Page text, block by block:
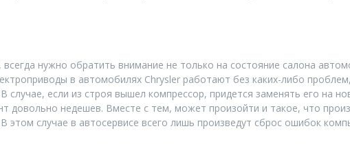
нужно обратить внимание не только на состояние салона
в автомобилях Chrysler работают без каких-либо
случае, если из строя вышел компрессор, придется заменять его на
довольно недешев. Вместе с тем, может произойти и такое, что
случае в автосервисе всего лишь произведут сброс ошибок